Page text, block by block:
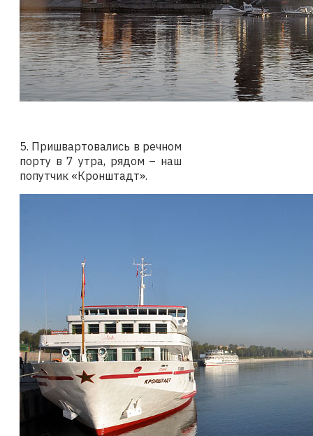
5. Пришвартовались в речном
порту в 7 утра, рядом – наш
попутчик «Кронштадт».